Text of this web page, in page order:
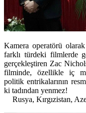
Kamera operatörü
farklı türdeki filmlerde
gerçekleştiren Zac
filminde, özellikle iç
politik entrikalarının
ki tadından yenmez!
Rusya, Kırgızistan,